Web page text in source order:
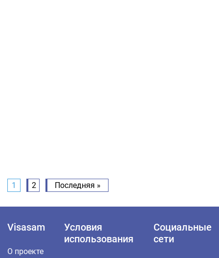
1 2 Последняя »
Visasam
О проекте
Условия
использования
Социальные
сети